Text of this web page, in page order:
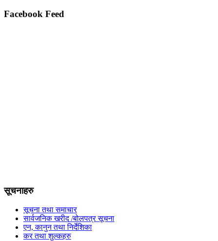
Facebook Feed
सूचनाहरु
सूचना तथा समाचार
सार्वजनिक खरीद /बोलपत्र सूचना
एन, कानुन तथा निर्देशिका
कर तथा शुल्कहरु